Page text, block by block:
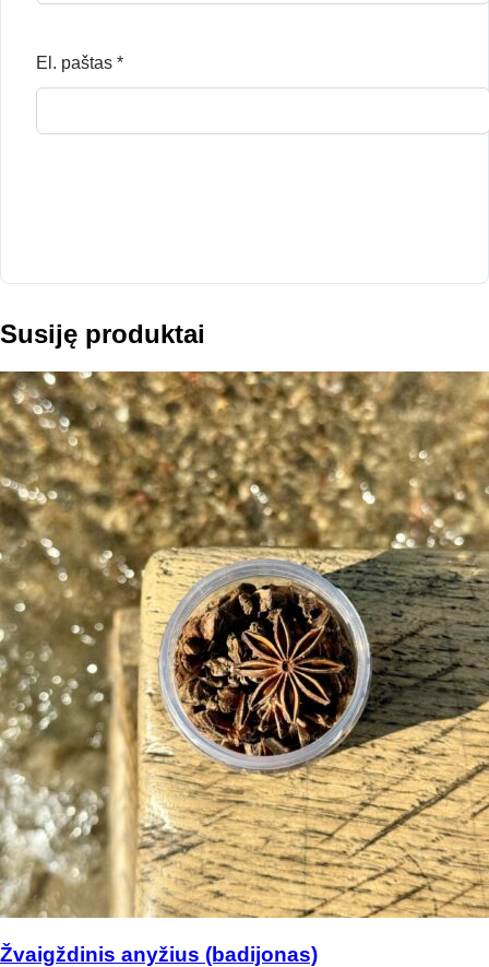
El. paštas *
Susiję produktai
Žvaigždinis anyžius (badijonas)